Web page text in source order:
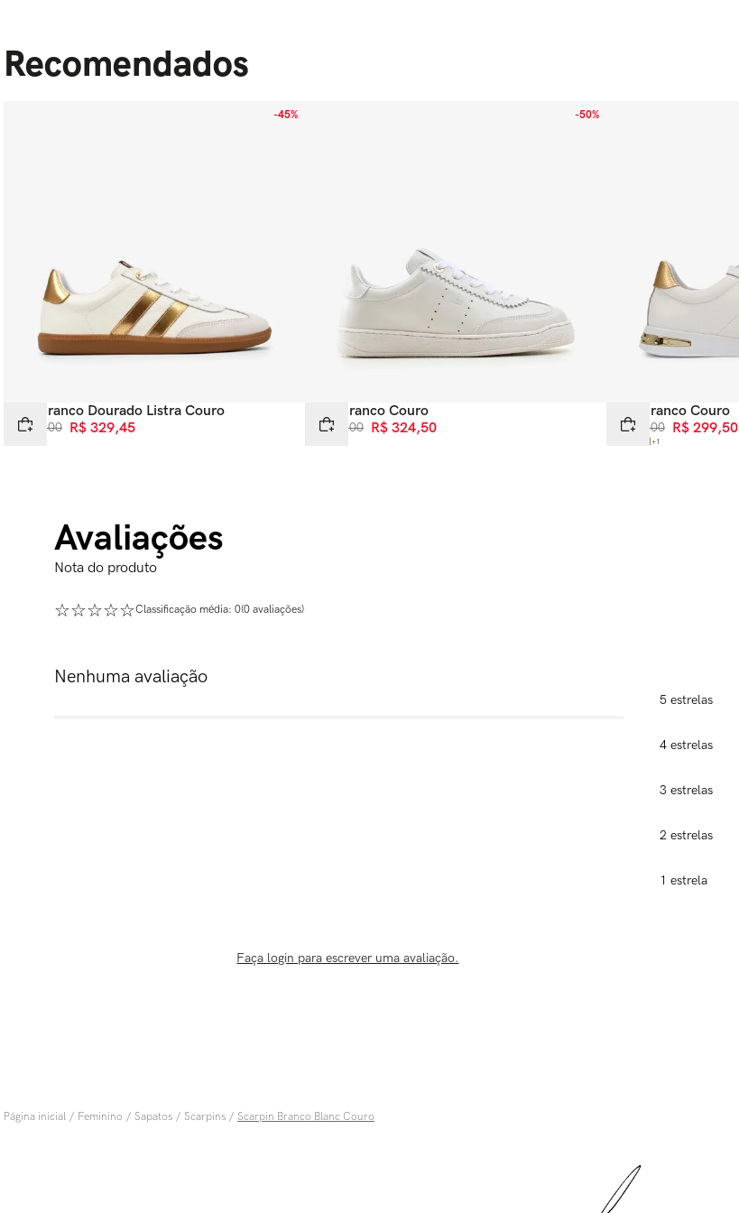
Recomendados
-45%
Tênis Branco Dourado Listra Couro
R$ 599 ,00 R$ 329,45
-50%
Tênis Branco Couro
R$ 649 ,00 R$ 324,50
Tênis Branco Couro
R$ 599 ,00 R$ 299,50
+1
Avaliações
☆☆☆☆☆Classificação média: 0(0 avaliações)
5 estrelas
4 estrelas
3 estrelas
2 estrelas
1 estrela
Faça login para escrever uma avaliação.
Nenhuma avaliação
Feminino Sapatos Scarpins Scarpin Branco Blanc Couro